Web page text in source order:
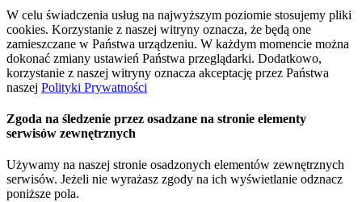
W celu świadczenia usług na najwyższym poziomie stosujemy pliki
cookies. Korzystanie z naszej witryny oznacza, że będą one
zamieszczane w Państwa urządzeniu. W każdym momencie można
dokonać zmiany ustawień Państwa przeglądarki. Dodatkowo,
korzystanie z naszej witryny oznacza akceptację przez Państwa
naszej Polityki Prywatności
Zgoda na śledzenie przez osadzane na stronie elementy
serwisów zewnętrznych
Używamy na naszej stronie osadzonych elementów zewnętrznych
serwisów. Jeżeli nie wyrażasz zgody na ich wyświetlanie odznacz
poniższe pola.